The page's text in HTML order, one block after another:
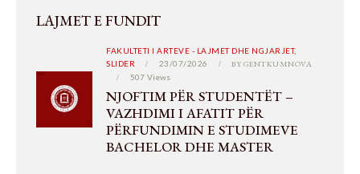
LAJMET E FUNDIT
FAKULTETI I ARTEVE - LAJMET DHE NGJARJET,
SLIDER
23/07/2026 BY GENTKUMNOVA
507 Views
NJOFTIM PËR STUDENTËT –
VAZHDIMI I AFATIT PËR
PËRFUNDIMIN E STUDIMEVE
BACHELOR DHE MASTER